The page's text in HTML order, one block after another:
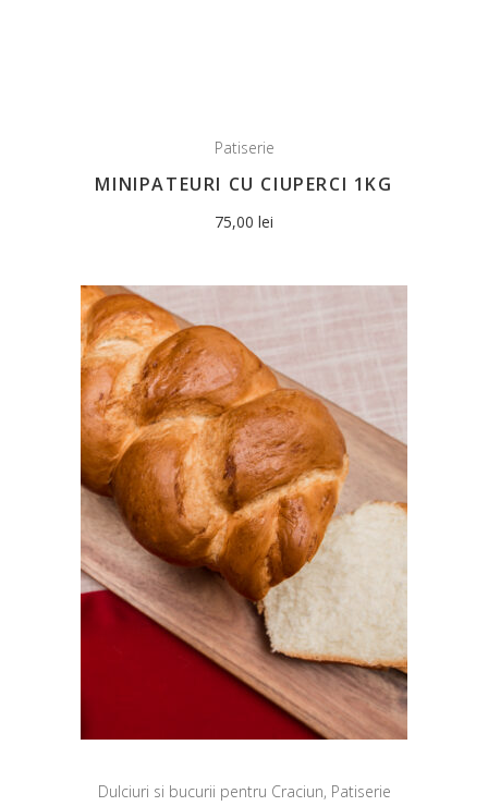
Patiserie
MINIPATEURI CU CIUPERCI 1KG
75,00 lei
Dulciuri si bucurii pentru Craciun, Patiserie